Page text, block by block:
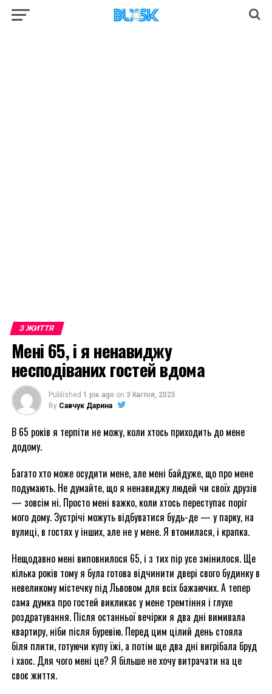
З ЖИТТЯ
Мені 65, і я ненавиджу
несподіваних гостей вдома
Published 1 рік ago on 3 Квітня, 2025
By Савчук Дарина
В 65 років я терпіти не можу, коли хтось приходить до мене
додому.
Багато хто може осудити мене, але мені байдуже, що про мене
подумають. Не думайте, що я ненавиджу людей чи своїх друзів
— зовсім ні. Просто мені важко, коли хтось переступає поріг
мого дому. Зустрічі можуть відбуватися будь-де — у парку, на
вулиці, в гостях у інших, але не у мене. Я втомилася, і крапка.
Нещодавно мені виповнилося 65, і з тих пір усе змінилося. Ще
кілька років тому я була готова відчинити двері свого будинку в
невеликому містечку під Львовом для всіх бажаючих. А тепер
сама думка про гостей викликає у мене тремтіння і глухе
роздратування. Після останньої вечірки я два дні вимивала
квартиру, ніби після буревію. Перед цим цілий день стояла
біля плити, готуючи купу їжі, а потім ще два дні вигрібала бруд
і хаос. Для чого мені це? Я більше не хочу витрачати на це
своє життя.